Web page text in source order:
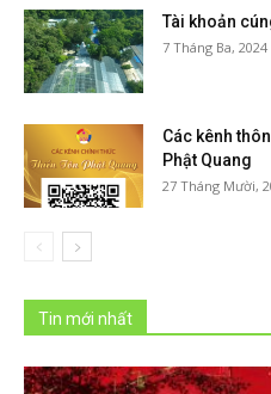
Tài khoản
7 Tháng Ba, 2024
Các kênh
Phật Quang
27 Tháng Mười,
Tin mới nhất